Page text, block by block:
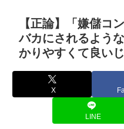
【正論】「嫌儲コ
バカにされるよう
かりやすくて良い
X
LINE